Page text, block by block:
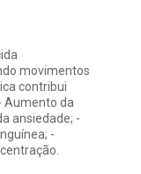
movimentos
contribui
Aumento da
ansiedade; -
-